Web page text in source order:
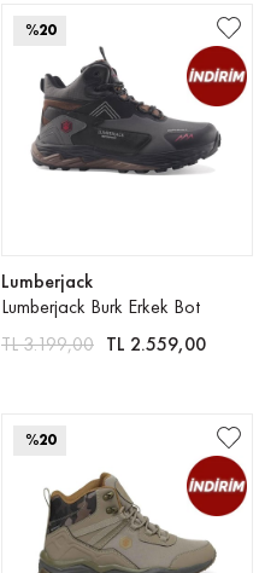
Lumberjack
Lumberjack Burk Erkek Bot
TL 2.559,00
TL 3.199,00
%20
%20